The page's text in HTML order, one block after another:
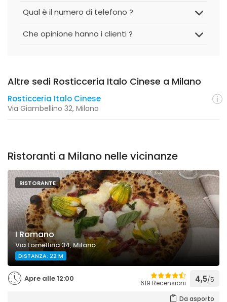
Qual è il numero di telefono ?
Che opinione hanno i clienti ?
Altre sedi Rosticceria Italo Cinese a Milano
Rosticceria Italo Cinese
Via Giambellino 32, Milano
Ristoranti a Milano nelle vicinanze
RISTORANTE
I Romano
Via Lomellina 34, Milano
DISTANZA: 22 M
Apre alle 12:00 619 Recensioni 4,5/5
Da asporto